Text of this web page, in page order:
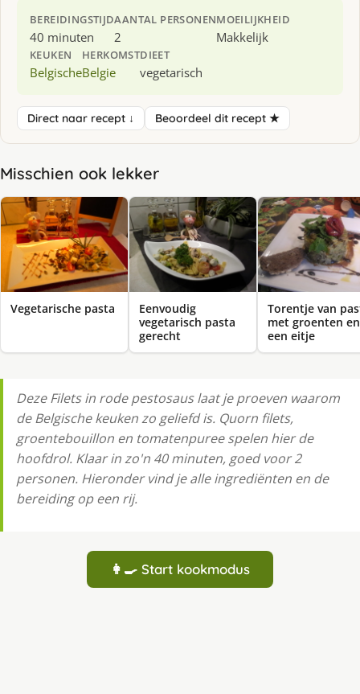
BEREIDINGSTIJD
40 minuten
AANTAL PERSONEN
2
MOEILIJKHEID
Makkelijk
KEUKEN
Belgische
HERKOMST
Belgie
DIEET
vegetarisch
Direct naar recept ↓ Beoordeel dit recept ★
Misschien ook lekker
Vegetarische pasta
Eenvoudig
vegetarisch pasta
gerecht
Torentje van
met groenten en
een eitje
Deze Filets in rode pestosaus laat je proeven waarom
de Belgische keuken zo geliefd is. Quorn filets,
groentebouillon en tomatenpuree spelen hier de
hoofdrol. Klaar in zo'n 40 minuten, goed voor 2
personen. Hieronder vind je alle ingrediënten en de
bereiding op een rij.
👩‍🍳 Start kookmodus